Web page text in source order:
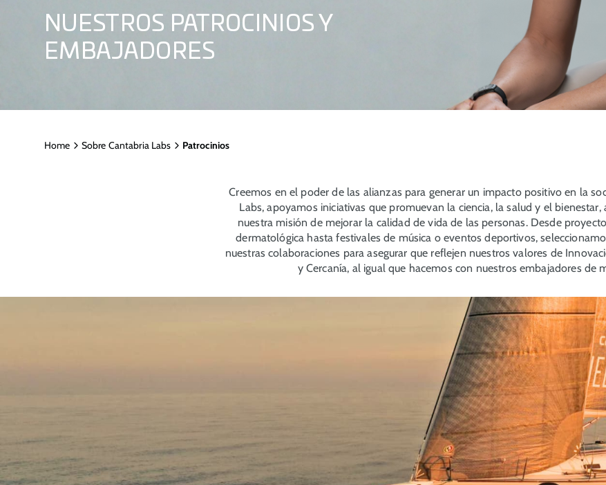
NUESTROS PATROCINIOS Y
EMBAJADORES
Home Sobre Cantabria Labs Patrocinios
Creemos en el poder de las alianzas para generar un impacto positivo en la
Labs, apoyamos iniciativas que promuevan la ciencia, la salud y el
nuestra misión de mejorar la calidad de vida de las personas. Desde
dermatológica hasta festivales de música o eventos deportivos,
nuestras colaboraciones para asegurar que reflejen nuestros valores de
y Cercanía, al igual que hacemos con nuestros embajadores de